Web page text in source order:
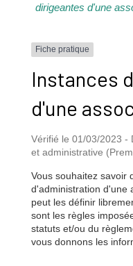
dirigeantes d'une
Fiche pratique
Instances
d'une
Vérifié le 01/03/2023 -
et administrative
Vous souhaitez savoir
d'administration d'une
peut les définir
sont les règles
statuts et/ou du
vous donnons les